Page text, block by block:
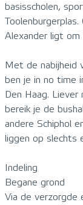
basisscholen,
Alexander ligt om
Met de nabijheid
ben je in no time
Den Haag.
bereik je de
andere Schiphol
liggen op slechts
Indeling
Begane grond
Via de verzorgde